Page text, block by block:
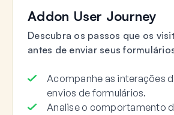
Addon User Journey
Descubra os passos que os
antes de enviar seus
Acompanhe as interações
envios de formulários.
Analise o comportamento